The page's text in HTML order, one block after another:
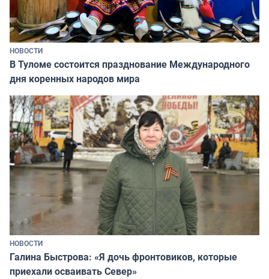
НОВОСТИ
В Туломе состоится празднование Международного
дня коренных народов мира
НОВОСТИ
Галина Быстрова: «Я дочь фронтовиков, которые
приехали осваивать Север»